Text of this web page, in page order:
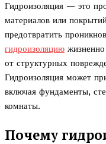
Гидроизоляция — это
материалов или
предотвратить
гидроизоляцию
от структурных
Гидроизоляция может
включая фундаменты,
комнаты.
Почему